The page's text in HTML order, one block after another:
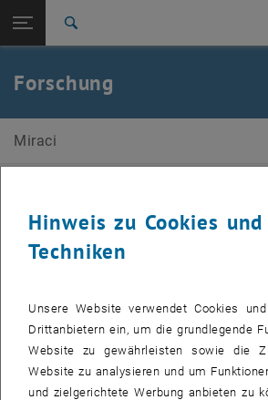
TU Login
Quicklinks
Quicklinks-Menü umschalten
Studium
Karriere
Zur 1. Menü Ebene
Ani Miraçi
Numerik von PDEs
Forschung
Miraci
Aktuelle Forschungsfelder
Numerik von PDEs
Multigrid Methoden
A posteriori Fehlerschätzungen
p-robuste lineare Löser
Optimale Rechenkosten von adaptiver FEM
Hinweis zu Cookies
Techniken
Unsere Website verwendet Cookies
Drittanbietern ein, um die grundlegende
Website zu gewährleisten sowie die
Website zu analysieren und um
und zielgerichtete Werbung anbieten zu